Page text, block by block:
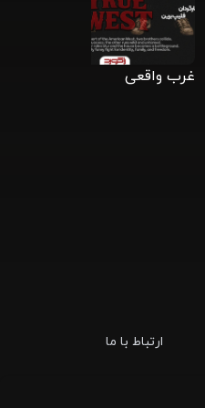
غرب واقعی
ارتباط با ما